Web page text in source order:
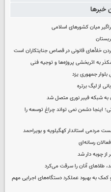
خبرها
میان کشورهای اسلامی
کردن خلأهای قانونی در قصاص جنایتکاران است
به اثربخشی پروژه‌ها و توجیه فنی
جمهوری یزد
از لیگ برتره
اینجا دشمن نمی‌ تواند چراغ توسعه را
مردمی استاندار کهگیلویه و بویراحمد
رسانه‌ای
کمک به بهبود عملکرد دستگاه‌های اجرایی مهم